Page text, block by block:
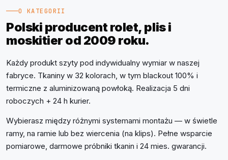
O KATEGORII
Polski producent rolet, plis i
moskitier od 2009 roku.
Każdy produkt szyty pod indywidualny wymiar w naszej
fabryce. Tkaniny w 32 kolorach, w tym blackout 100% i
termiczne z aluminizowaną powłoką. Realizacja 5 dni
roboczych + 24 h kurier.
Wybierasz między różnymi systemami montażu — w świetle
ramy, na ramie lub bez wiercenia (na klips). Pełne wsparcie
pomiarowe, darmowe próbniki tkanin i 24 mies. gwarancji.